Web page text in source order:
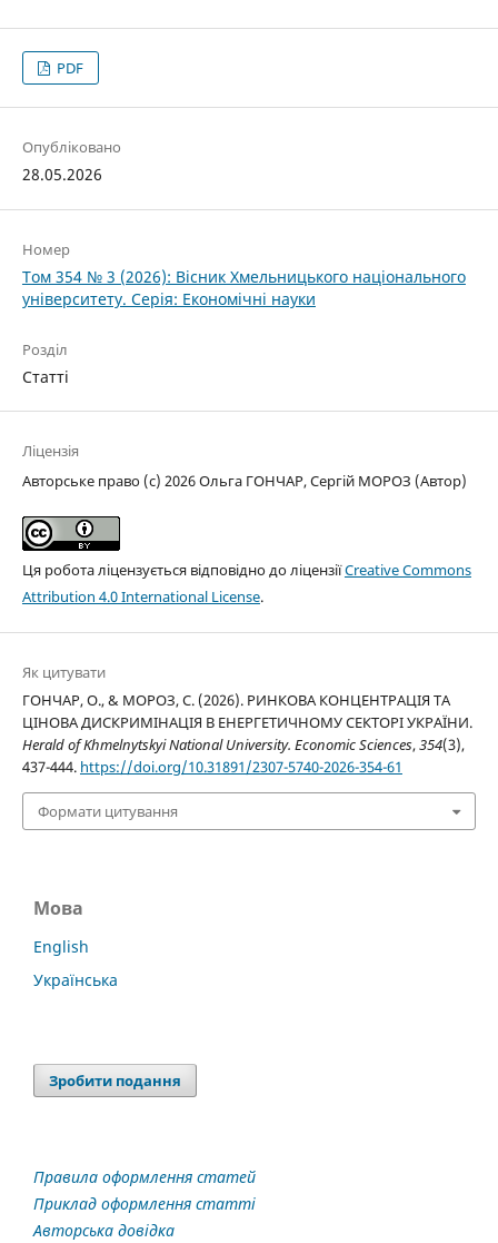
PDF
Опубліковано
28.05.2026
Номер
Том 354 № 3 (2026): Вісник Хмельницького національного
університету. Серія: Економічні науки
Розділ
Статті
Ліцензія
Авторське право (c) 2026 Ольга ГОНЧАР, Сергій МОРОЗ (Автор)
Ця робота ліцензується відповідно до ліцензіїCreative Commons
Attribution 4.0 International License.
Як цитувати
ГОНЧАР, О., & МОРОЗ, С. (2026). РИНКОВА КОНЦЕНТРАЦІЯ ТА
ЦІНОВА ДИСКРИМІНАЦІЯ В ЕНЕРГЕТИЧНОМУ СЕКТОРІ УКРАЇНИ.
Herald of Khmelnytskyi National University. Economic Sciences,354(3),
437-444. https://doi.org/10.31891/2307-5740-2026-354-61
Формати цитування
Мова
English
Українська
Зробити подання
Правила оформлення статей
Приклад оформлення статті
Авторська довідка